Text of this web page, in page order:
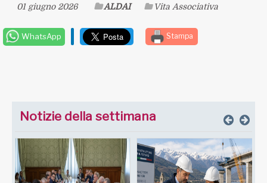
01 giugno 2026 ALDAI Vita Associativa
WhatsApp Stampa
Notizie della settimana